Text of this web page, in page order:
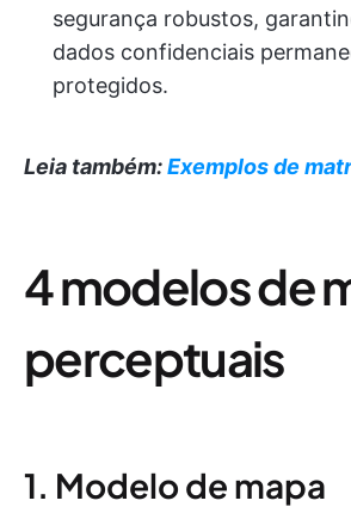
segurança robustos,
dados confidenciais
protegidos.
Leia também:Exemplos de
4 modelos de
perceptuais
1. Modelo de mapa